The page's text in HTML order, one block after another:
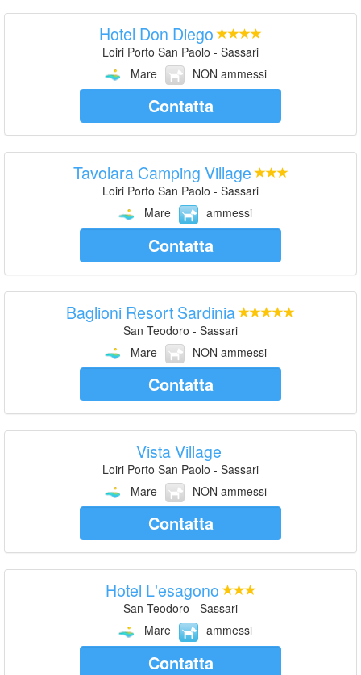
Hotel Don Diego
Loiri Porto San Paolo - Sassari
Mare
NON ammessi
Contatta
Tavolara Camping Village
Loiri Porto San Paolo - Sassari
Mare
ammessi
Contatta
Baglioni Resort Sardinia
San Teodoro - Sassari
Mare
NON ammessi
Contatta
Vista Village
Loiri Porto San Paolo - Sassari
Mare
NON ammessi
Contatta
Hotel L'esagono
San Teodoro - Sassari
Mare
ammessi
Contatta